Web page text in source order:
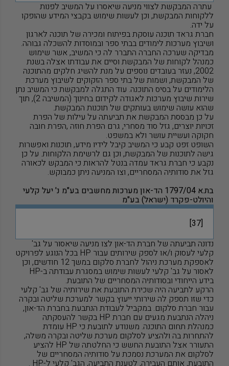
עתרה המבקשת לצווי מניעה שיאסרו על המשיב לפנות
ללקוחות המבקשת, וכן לעשות שימוש בקבצי המידע שהופקו
על ידה.
חברת גראד תוכנה עוסקת בפיתוח ומכירה של תוכנה לארגון
ושיבוץ מערכות לימודים בבתי ספר ובמוסדות להשכלה גבוהה.
מבדיקה שערכה החברה התברר לה כי המשיב, אשר שימוש
כמנהל לקוחות של המבקשת וסיים את עבודתו אצלה בשנת
2002, נעזר בעובדים נוספים על מנת להשיג חלקים מהתוכנה
של המבקשת, ושמות של בתי ספר הזקוקים לשיבוץ מערכת
הלימודים על בסיס התוכנה. עוד התגלה למבקשת כי המשיב נתן
שירות שיבוץ מערכות לאגודה לקידום בחינוך (המשיבה 2), תוך
שהוא עושה שימוש בעותקים של תוכנות המבקשת.
על כן מבססת המבקשת את תביעתה על עילות של הפרת
זכויות יוצרים, גזל סוד מסחרי, גרם הפרת חוזה ,הפרת חובה
חקוקה ועשיית עושר ולא במשפט.
השופט זפט קבע כי המשיב קיבל לידיו מידע, תוכנות ואפשרות
גישה לתוכנות של המבקשת, וכן גם לרשימת הלקוחות. על כן
נקבע כי חברת גראד עמדה בנטל להראות כי המבקש לכאורה
גזל את סודותיה המסחריים, וצו המניעה ניתן כמבוקש.
בת.א 1797/04 הד-און מערכות מחשבים בע"מ נ' יעל קלעי
והיולט-פקרד (ישראל) בע"מ
[37]
נדונה תביעתה של חברת הד-און לצו מניעה שיאסור על גב'
קלעי לעסוק ו/או לספק שירותים עבור HP בכל הנוגע לפרויקט
לאספקת מערכת ניהול לחברת סלקום במשך 12 חודשים, וכן
לאסור על גב' קלעי לעשות שימוש במסגרת עבודתה ב-HP
בידע הייחודי ובסודותיה המסחריים של התובעת.
הרקע לתביעה היה שכירת התובעת את שירותיה של גב' קלעי
כדי שזו תספק לה שירותי ייעוץ בקשר למערכת שליטה ובקרה
עבור חברת סלקום. במקביל לעבודת הנתבעת בחברת הד-און,
ניהלה הנתבעת מגעים עם חברת HP בקשר להעסקתה
כמנהלת תחום התוכנה. משנודע לתובעת כי HP עומדת
להתחרות בה ולהציע לסלקום מערכת שליטה ובקרה משלה,
התעורר אצל התובעת החשש כי החלטתה של HP להציע
לסלקום את המערכת נסמכת על סודותיה המסחריים של
התובעת, אותם העבירה, לטענת התביעה, הגב' קלעי ל-HP
.